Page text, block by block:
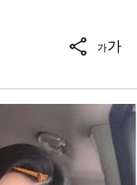
가가